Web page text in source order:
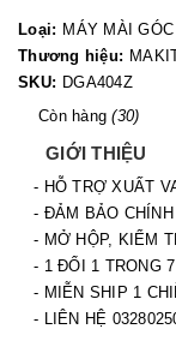
Loại: MÁY MÀI GÓC
Thương hiệu:
SKU: DGA404Z
Còn hàng(30)
GIỚI THIỆU
- HỖ TRỢ XUẤT
- ĐẢM BẢO CHÍNH
- MỞ HỘP, KIỂM
- 1 ĐỔI 1 TRONG
- MIỄN SHIP 1
- LIÊN HỆ